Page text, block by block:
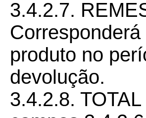
3.4.2.7.
produto no
devolução.
3.4.2.8.